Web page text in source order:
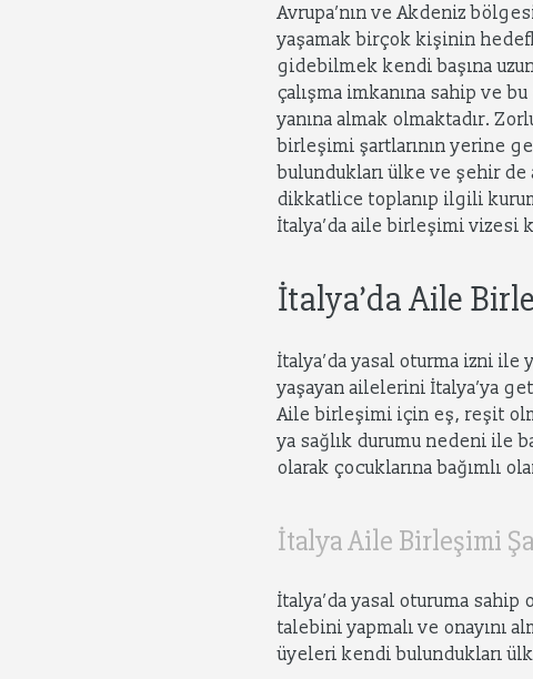
Avrupa’nın ve Akdeniz
yaşamak birçok kişinin
gidebilmek kendi başına
çalışma imkanına sahip ve
yanına almak olmaktadır.
birleşimi şartlarının yerine
bulundukları ülke ve şehir
dikkatlice toplanıp ilgili
İtalya’da aile birleşimi vizesi
İtalya’da Aile
İtalya’da yasal oturma izni ile
yaşayan ailelerini İtalya’ya
Aile birleşimi için eş, reşit
ya sağlık durumu nedeni ile
olarak çocuklarına bağımlı
İtalya Aile Birleşimi
İtalya’da yasal oturuma
talebini yapmalı ve onayını
üyeleri kendi bulundukları